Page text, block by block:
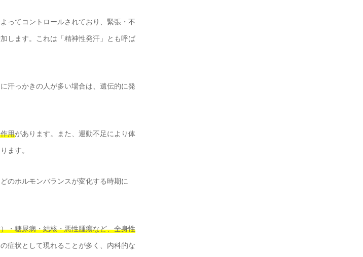
ってコントロールされており、緊張・不
します。これは「精神性発汗」とも呼ば
汗っかきの人が多い場合は、遺伝的に発
用があります。また、運動不足により体
ます。
のホルモンバランスが変化する時期に
・糖尿病・結核・悪性腫瘍など、全身性
症状として現れることが多く、内科的な